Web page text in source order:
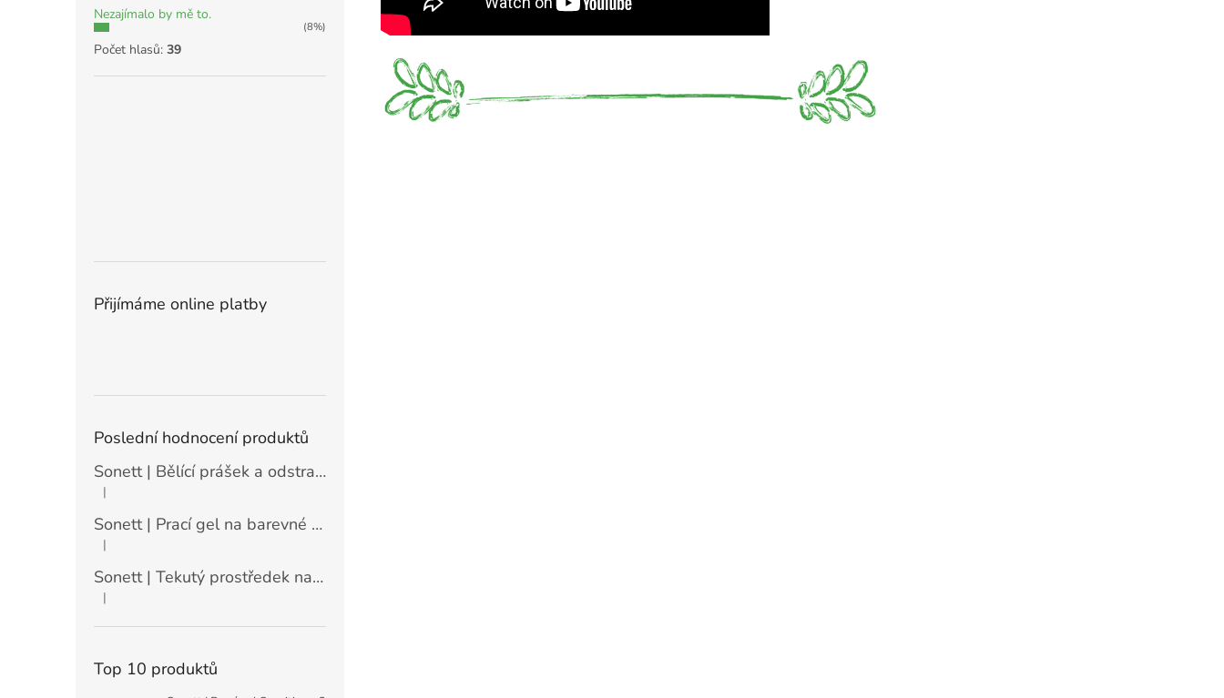
Nezajímalo by mě to.
(8%)
Počet hlasů: 39
Přijímáme online platby
Poslední hodnocení produktů
Sonett | Bělící prášek a odstraňovač skvrn - 900 g
Hodnocení produktu je 5 z 5 hvězdiček.
|
Sonett | Prací gel na barevné prádlo máta a citrón - 10 l
Hodnocení produktu je 5 z 5 hvězdiček.
|
Sonett | Tekutý prostředek na nádobí Sensitive - 10 l
Hodnocení produktu je 5 z 5 hvězdiček.
|
Top 10 produktů